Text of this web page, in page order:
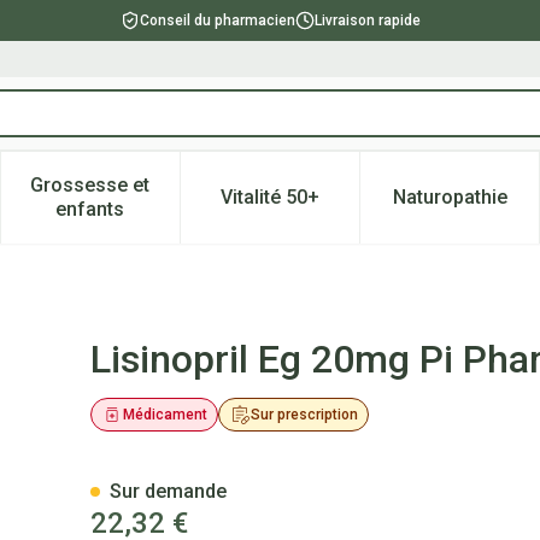
Conseil du pharmacien Livraison rapide
Beauté, soins et hygiène
menu pour la catégorie Régime, alimentation &
Grossesse et
enfantsAfficher le sous-menu pour la catégorie
Vitalité 50+Afficher le sous-menu pour la
Naturopathie
Afficher
Comp 98x20mg Pip
Lisinopril Eg 20mg Pi
Sur prescription
Médicament
22,32 €
Sur demande